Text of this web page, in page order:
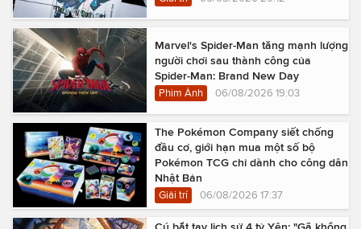
Marvel's Spider-Man tăng mạnh lượng
người chơi sau thành công của
Spider-Man: Brand New Day
Phim Ảnh 06/08/2026 19:03
The Pokémon Company siết chống
đầu cơ, giới hạn mua một số bộ
Pokémon TCG chỉ dành cho công dân
Nhật Bản
Giải trí 06/08/2026 17:37
Cú bắt tay lịch sử 4 tỷ Yên: "Gã khổng